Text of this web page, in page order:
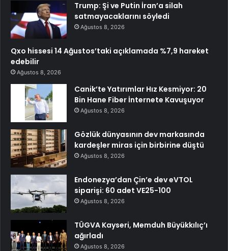
Trump: Şi ve Putin İran’a silah
satmayacaklarını söyledi
Ağustos 8, 2026
Qxo hissesi 14 Ağustos’taki açıklamada %7,9 hareket
edebilir
Ağustos 8, 2026
Canik’te Yatırımlar Hız Kesmiyor: 20
Bin Hane Fiber İnternete Kavuşuyor
Ağustos 8, 2026
Gözlük dünyasının dev markasında
kardeşler miras için birbirine düştü
Ağustos 8, 2026
Endonezya’dan Çin’e dev eVTOL
siparişi: 60 adet VE25-100
Ağustos 8, 2026
TÜGVA Kayseri, Memduh Büyükkılıç’ı
ağırladı
Ağustos 8, 2026